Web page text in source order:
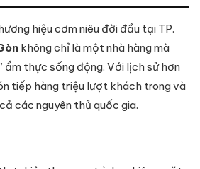
hiệu cơm niêu đời đầu tại TP.
không chỉ là một nhà hàng mà
ẩm thực sống động. Với lịch sử hơn
tiếp hàng triệu lượt khách trong và
các nguyên thủ quốc gia.